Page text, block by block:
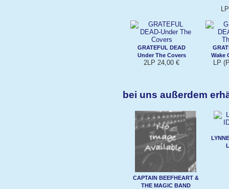
GRATEFUL DEAD
Under The Covers
2LP 24,00 €
Wake
LP
bei uns außerdem
CAPTAIN BEEFHEART &
THE MAGIC BAND